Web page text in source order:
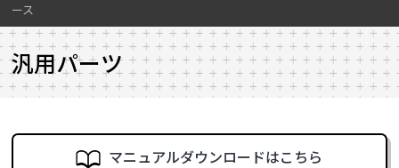
ース
汎用パーツ
マニュアルダウンロードはこちら